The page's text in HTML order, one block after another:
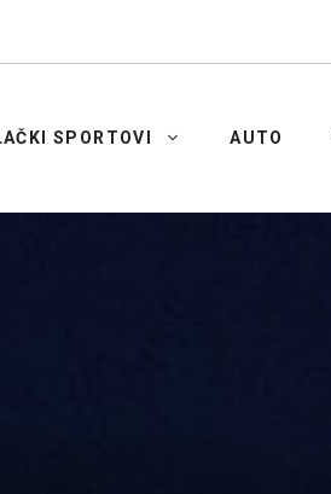
SPORTOVI AUTO